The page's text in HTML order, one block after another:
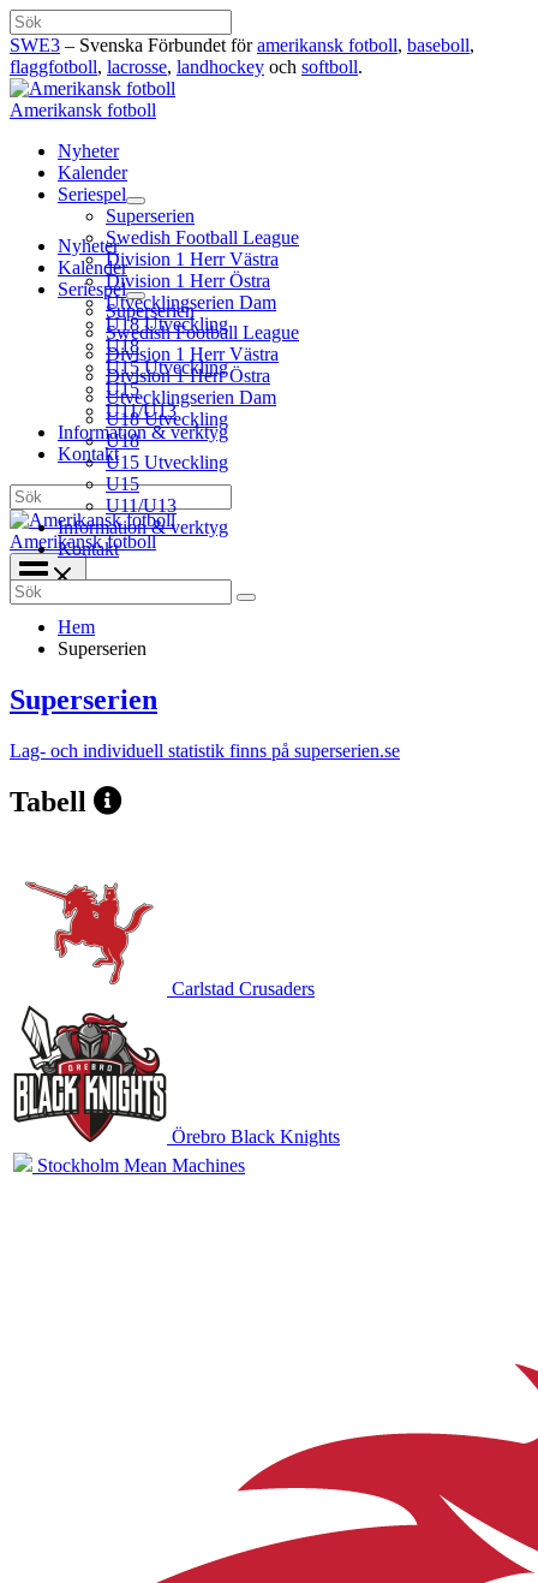
Hoppa
till
innehåll
Sök
SWE3 – Svenska Förbundet föramerikansk fotboll, baseboll,
flaggfotboll, lacrosse, landhockey och softboll.
Amerikansk fotboll
Nyheter
Kalender
Seriespel
Superserien
Swedish Football League
Division 1 Herr Västra
Division 1 Herr Östra
Utvecklingserien Dam
U18 Utveckling
U18
U15 Utveckling
U15
U11/U13
Information & verktyg
Kontakt
Sök
Amerikansk fotboll
Nyheter
Kalender
Seriespel
Superserien
Swedish Football League
Division 1 Herr Västra
Division 1 Herr Östra
Utvecklingserien Dam
U18 Utveckling
U18
U15 Utveckling
U15
U11/U13
Information & verktyg
Kontakt
Search
for:
Hem
Superserien
Superserien
Lag- och individuell statistik finns på superserien.se
Tabell
Carlstad Crusaders
Örebro Black Knights
Stockholm Mean Machines